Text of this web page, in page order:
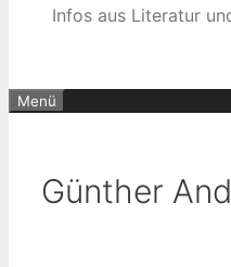
Infos aus Literatur
Menü
Günther